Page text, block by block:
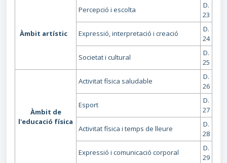
Àmbit artístic
Percepció i escolta
D.
23
Expressió, interpretació i creació
D.
24
Societat i cultural
D.
25
Àmbit de
l'educació física
Activitat física saludable
D.
26
Esport
D.
27
Activitat física i temps de lleure
D.
28
Expressió i comunicació corporal
D.
29